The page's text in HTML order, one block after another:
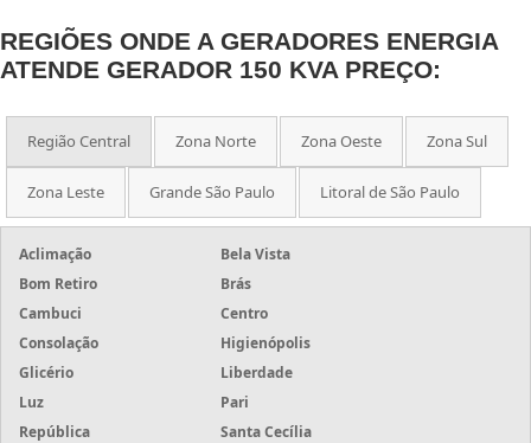
REGIÕES ONDE A GERADORES ENERGIA
ATENDE GERADOR 150 KVA PREÇO:
Região Central Zona Norte Zona Oeste Zona Sul
Zona Leste Grande São Paulo Litoral de São Paulo
Aclimação
Bela Vista
Bom Retiro
Brás
Cambuci
Centro
Consolação
Higienópolis
Glicério
Liberdade
Luz
Pari
República
Santa Cecília